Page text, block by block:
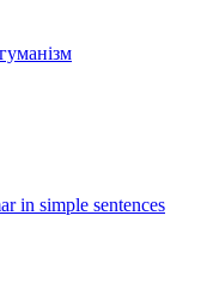
in simple sentences